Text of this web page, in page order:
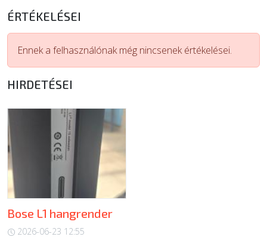
ÚJ TERMÉKEK
ÉRTÉKELÉSEI
Ennek a felhasználónak még nincsenek értékelései.
HIRDETÉSEI
Bose L1 hangrender
2026-06-23 12:55